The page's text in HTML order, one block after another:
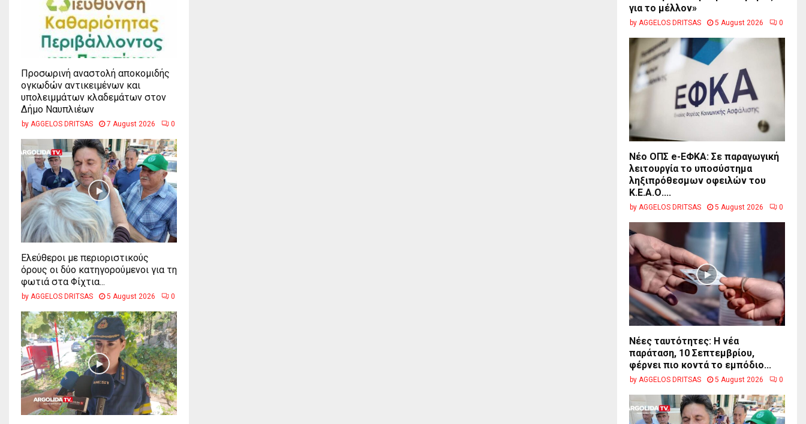
Προσωρινή αναστολή αποκομιδής
ογκωδών αντικειμένων και
υπολειμμάτων κλαδεμάτων στον
Δήμο Ναυπλιέων
by AGGELOS DRITSAS 7 August 2026 0
Ελεύθεροι με περιοριστικούς
όρους οι δύο κατηγορούμενοι για τη
φωτιά στα Φίχτια...
by AGGELOS DRITSAS 5 August 2026 0
για το μέλλον»
by AGGELOS DRITSAS 5 August 2026 0
Νέο ΟΠΣ e-ΕΦΚΑ: Σε παραγωγική
λειτουργία το υποσύστημα
ληξιπρόθεσμων οφειλών του
Κ.Ε.Α.Ο....
by AGGELOS DRITSAS 5 August 2026 0
Νέες ταυτότητες: Η νέα
παράταση, 10 Σεπτεμβρίου,
φέρνει πιο κοντά το εμπόδιο...
by AGGELOS DRITSAS 5 August 2026 0